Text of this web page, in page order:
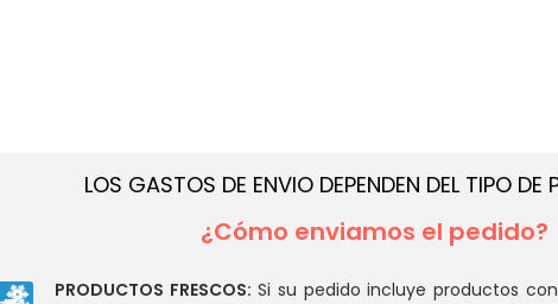
LOS GASTOS DE ENVIO DEPENDEN DEL TIPO DE
¿Cómo enviamos el pedido?
PRODUCTOS FRESCOS: Si su pedido incluye productos